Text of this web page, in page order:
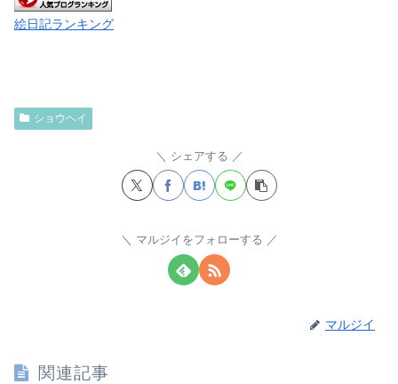
絵日記ランキング
ショウヘイ
シェアする
マルジイをフォローする
マルジイ
関連記事